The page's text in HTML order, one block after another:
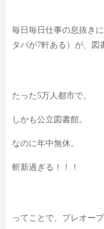
毎日毎日仕事の息抜き
タバが7軒ある）が、図
たった5万人都市で。
しかも公立図書館。
なのに年中無休。
斬新過ぎる！！！
ってことで、プレオー